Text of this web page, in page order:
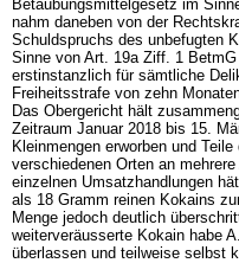
Betäubungsmittelgesetz im
nahm daneben von der
Schuldspruchs des unbefugten
Sinne von Art. 19a Ziff. 1 BetmG
erstinstanzlich für sämtliche
Freiheitsstrafe von zehn
Das Obergericht hält
Zeitraum Januar 2018 bis 15.
Kleinmengen erworben und
verschiedenen Orten an
einzelnen Umsatzhandlungen
als 18 Gramm reinen Kokains
Menge jedoch deutlich
weiterveräusserte Kokain habe
überlassen und teilweise selbst